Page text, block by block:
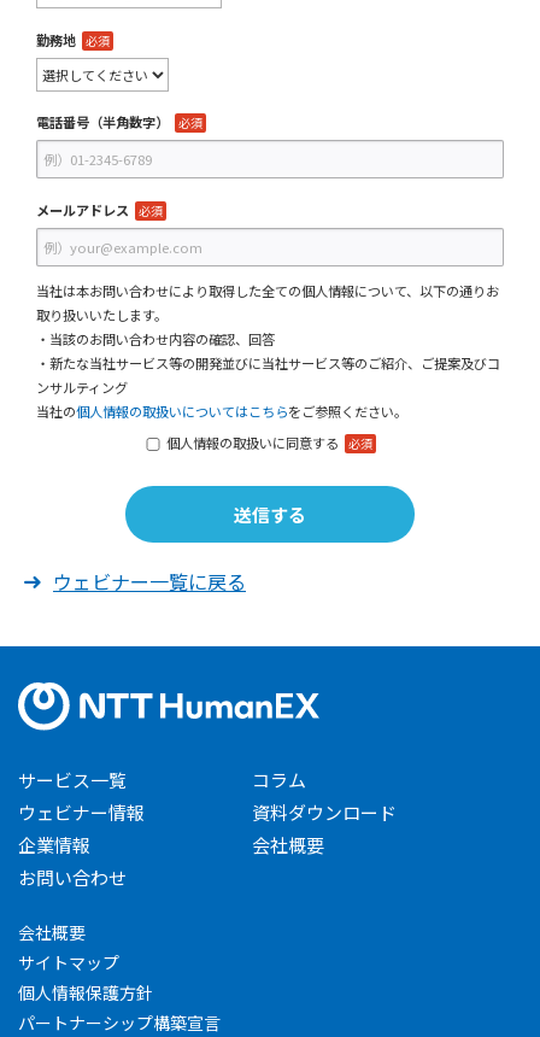
勤務地 必須
電話番号（半角数字） 必須
メールアドレス 必須
当社は本お問い合わせにより取得した全ての個人情報について、以下の通りお
取り扱いいたします。
・当該のお問い合わせ内容の確認、回答
・新たな当社サービス等の開発並びに当社サービス等のご紹介、ご提案及びコ
ンサルティング
当社の個人情報の取扱いについてはこちらをご参照ください。
個人情報の取扱いに同意する 必須
ウェビナー一覧に戻る
サービス一覧
コラム
ウェビナー情報
資料ダウンロード
企業情報
会社概要
お問い合わせ
会社概要
サイトマップ
個人情報保護方針
パートナーシップ構築宣言